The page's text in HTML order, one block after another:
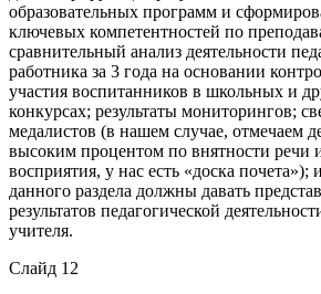
образовательных программ и
ключевых компетентностей по
сравнительный анализ деятельности
работника за 3 года на основании
участия воспитанников в школьных и
конкурсах; результаты мониторингов;
медалистов (в нашем случае, отмечаем
высоким процентом по внятности речи
восприятия, у нас есть «доска
данного раздела должны давать
результатов педагогической
учителя.
Слайд 12